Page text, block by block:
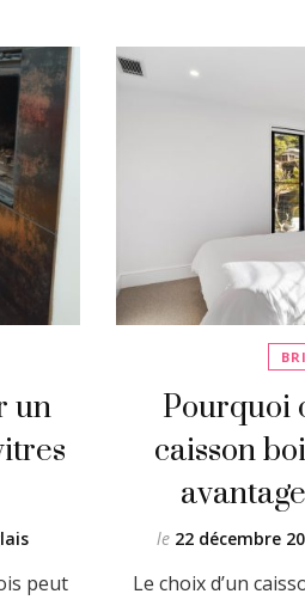
un
peut
caisson
le 22 décembre
Le choix d’un